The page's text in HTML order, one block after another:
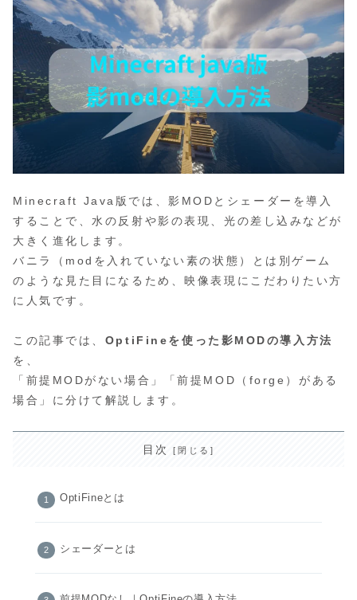
Minecraft Java版では、影MODとシェーダーを導入
することで、水の反射や影の表現、光の差し込みなどが
大きく進化します。
バニラ（modを入れていない素の状態）とは別ゲーム
のような見た目になるため、映像表現にこだわりたい方
に人気です。
この記事では、 OptiFineを使った影MODの導入方法
を、
「前提MODがない場合」「前提MOD（forge）がある
場合」に分けて解説します。
目次
OptiFineとは
シェーダーとは